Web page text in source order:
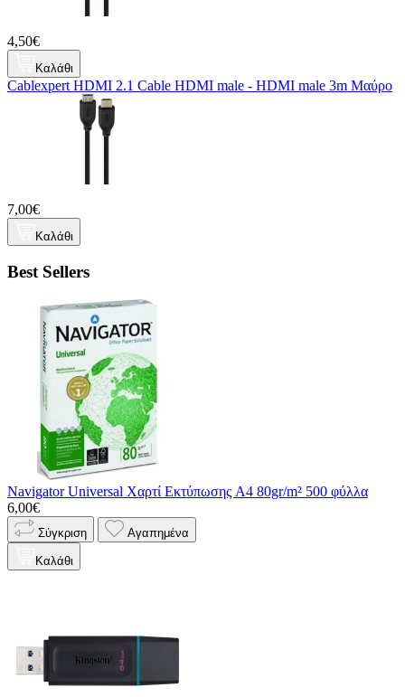
4,50€
Καλάθι
Cablexpert HDMI 2.1 Cable HDMI male - HDMI male 3m Μαύρο
7,00€
Καλάθι
Best Sellers
Navigator Universal Χαρτί Εκτύπωσης A4 80gr/m² 500 φύλλα
6,00€
Σύγκριση Αγαπημένα
Καλάθι